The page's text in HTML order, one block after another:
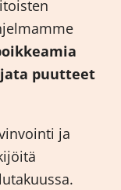
puutteet
ja